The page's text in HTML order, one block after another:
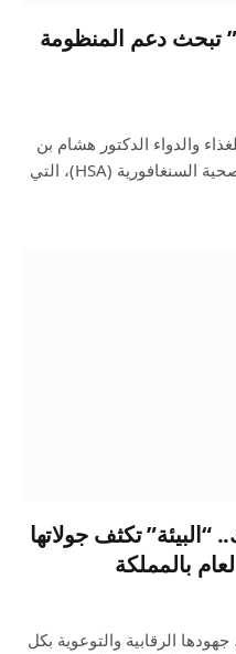
تبحث دعم المنظومة
والدواء الدكتور هشام بن
سعد الجضعي أمس، هيئة العلوم الصحية السنغافورية (HSA)، التي
تكثف جولاتها
بالمملكة
الرقابية والتوعوية بكل